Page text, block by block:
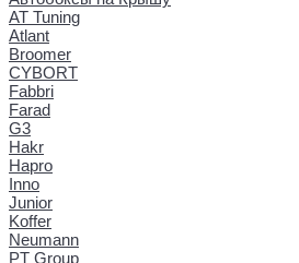
AT Tuning
Atlant
Broomer
CYBORT
Fabbri
Farad
G3
Hakr
Hapro
Inno
Junior
Koffer
Neumann
PT Group